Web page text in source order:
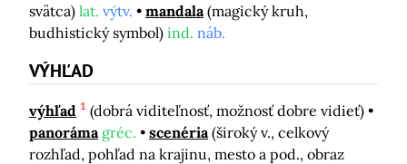
svätca) lat. výtv. mandala (magický kruh,
budhistický symbol) ind. náb.
VÝHĽAD
výhľad 1 (dobrá viditeľnosť, možnosť dobre vidieť)
panoráma gréc. scenéria (široký v., celkový
rozhľad, pohľad na krajinu, mesto a pod., obraz